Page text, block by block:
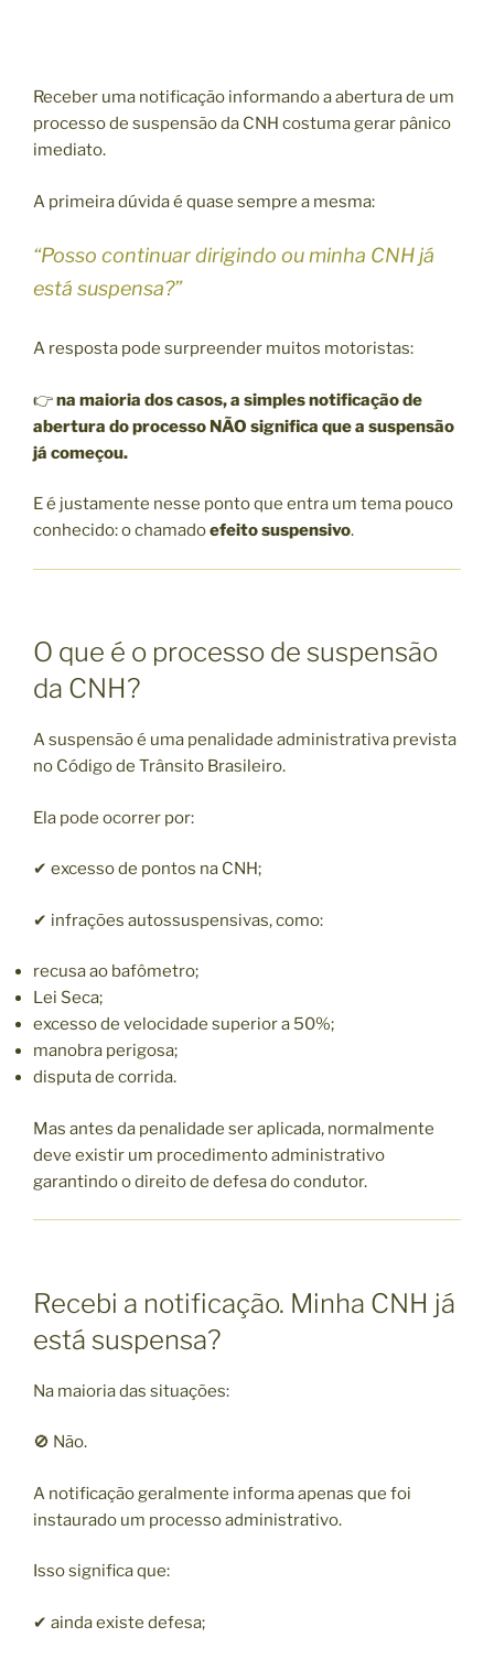
Receber uma notificação informando a abertura de um
processo de suspensão da CNH costuma gerar pânico
imediato.
A primeira dúvida é quase sempre a mesma:
“Posso continuar dirigindo ou minha CNH já
está suspensa?”
A resposta pode surpreender muitos motoristas:
👉na maioria dos casos, a simples notificação de
abertura do processo NÃO significa que a suspensão
já começou.
E é justamente nesse ponto que entra um tema pouco
conhecido: o chamadoefeito suspensivo.
O que é o processo de suspensão
da CNH?
A suspensão é uma penalidade administrativa prevista
no Código de Trânsito Brasileiro.
Ela pode ocorrer por:
✔ excesso de pontos na CNH;
✔ infrações autossuspensivas, como:
recusa ao bafômetro;
Lei Seca;
excesso de velocidade superior a 50%;
manobra perigosa;
disputa de corrida.
Mas antes da penalidade ser aplicada, normalmente
deve existir um procedimento administrativo
garantindo o direito de defesa do condutor.
Recebi a notificação. Minha CNH já
está suspensa?
Na maioria das situações:
🚫 Não.
A notificação geralmente informa apenas que foi
instaurado um processo administrativo.
Isso significa que:
✔ ainda existe defesa;